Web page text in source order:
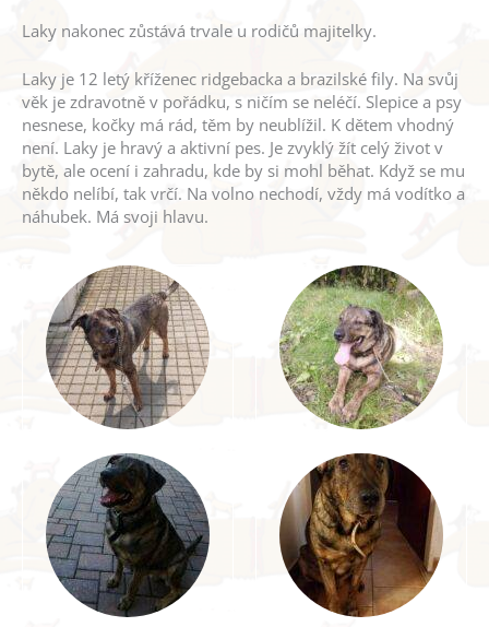
Laky nakonec zůstává trvale u rodičů majitelky.
Laky je 12 letý kříženec ridgebacka a brazilské fily. Na svůj
věk je zdravotně v pořádku, s ničím se neléčí. Slepice a psy
nesnese, kočky má rád, těm by neublížil. K dětem vhodný
není. Laky je hravý a aktivní pes. Je zvyklý žít celý život v
bytě, ale ocení i zahradu, kde by si mohl běhat. Když se mu
někdo nelíbí, tak vrčí. Na volno nechodí, vždy má vodítko a
náhubek. Má svoji hlavu.